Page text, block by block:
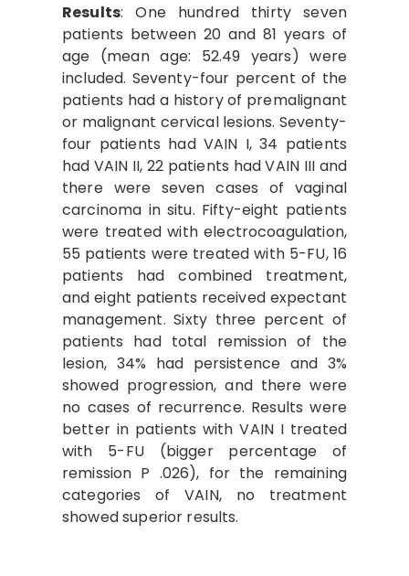
Results: One hundred thirty seven
patients between 20 and 81 years of
age (mean age: 52.49 years) were
included. Seventy-four percent of the
patients had a history of premalignant
or malignant cervical lesions. Seventy-
four patients had VAIN I, 34 patients
had VAIN II, 22 patients had VAIN III and
there were seven cases of vaginal
carcinoma in situ. Fifty-eight patients
were treated with electrocoagulation,
55 patients were treated with 5-FU, 16
patients had combined treatment,
and eight patients received expectant
management. Sixty three percent of
patients had total remission of the
lesion, 34% had persistence and 3%
showed progression, and there were
no cases of recurrence. Results were
better in patients with VAIN I treated
with 5-FU (bigger percentage of
remission P .026), for the remaining
categories of VAIN, no treatment
showed superior results.